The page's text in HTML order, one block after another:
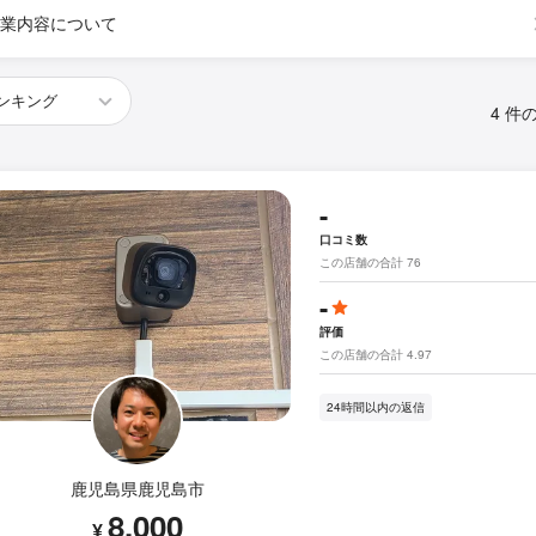
内容について
4 件
鹿児島県鹿児島市
8,000
-
口コミ数
この店舗の合計 76
-
評価
この店舗の合計 4.97
24時間以内の返信